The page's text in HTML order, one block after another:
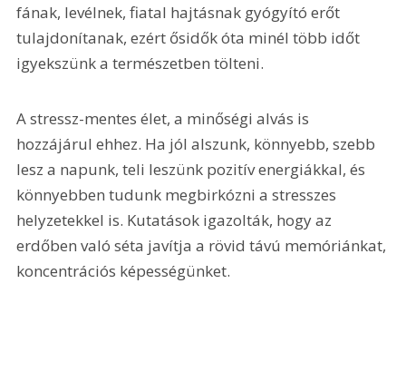
fának, levélnek, fiatal hajtásnak gyógyító erőt
tulajdonítanak, ezért ősidők óta minél több időt
igyekszünk a természetben tölteni.
A stressz-mentes élet, a minőségi alvás is
hozzájárul ehhez. Ha jól alszunk, könnyebb, szebb
lesz a napunk, teli leszünk pozitív energiákkal, és
könnyebben tudunk megbirkózni a stresszes
helyzetekkel is. Kutatások igazolták, hogy az
erdőben való séta javítja a rövid távú memóriánkat,
koncentrációs képességünket.